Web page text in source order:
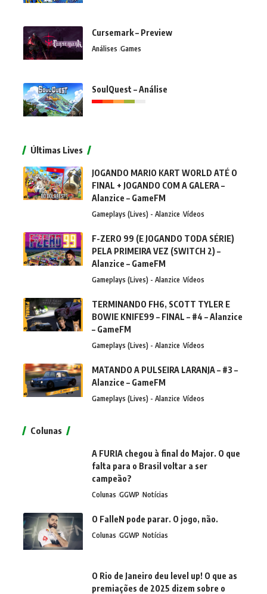
Cursemark – Preview
Análises Games
SoulQuest – Análise
Últimas Lives
JOGANDO MARIO KART WORLD ATÉ O
FINAL + JOGANDO COM A GALERA –
Alanzice – GameFM
Gameplays (Lives) - Alanzice Vídeos
F-ZERO 99 (E JOGANDO TODA SÉRIE)
PELA PRIMEIRA VEZ (SWITCH 2) –
Alanzice – GameFM
Gameplays (Lives) - Alanzice Vídeos
TERMINANDO FH6, SCOTT TYLER E
BOWIE KNIFE99 – FINAL – #4 – Alanzice
– GameFM
Gameplays (Lives) - Alanzice Vídeos
MATANDO A PULSEIRA LARANJA – #3 –
Alanzice – GameFM
Gameplays (Lives) - Alanzice Vídeos
Colunas
A FURIA chegou à final do Major. O que
falta para o Brasil voltar a ser
campeão?
Colunas GGWP Notícias
O FalleN pode parar. O jogo, não.
Colunas GGWP Notícias
O Rio de Janeiro deu level up! O que as
premiações de 2025 dizem sobre o